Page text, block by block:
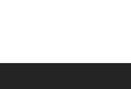
ESTILO DE VIDA